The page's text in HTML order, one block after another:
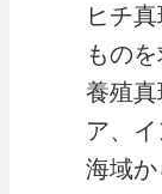
ヒチ
もの
養殖
ア、
海域